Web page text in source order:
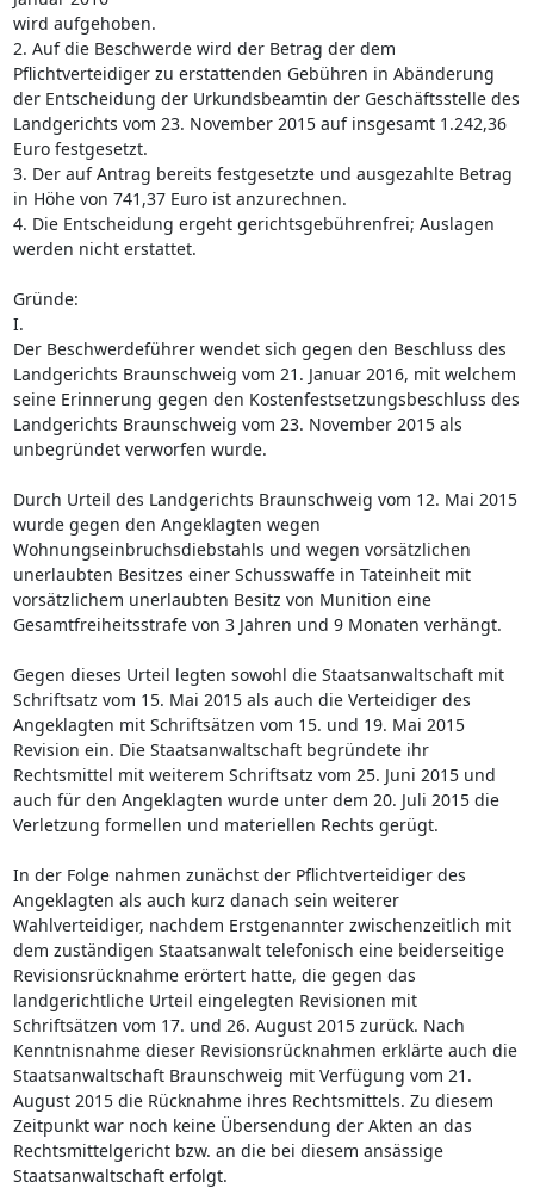
wird aufgehoben.
2. Auf die Beschwerde wird der Betrag der dem
Pflichtverteidiger zu erstattenden Gebühren in Abänderung
der Entscheidung der Urkundsbeamtin der Geschäftsstelle des
Landgerichts vom 23. November 2015 auf insgesamt 1.242,36
Euro festgesetzt.
3. Der auf Antrag bereits festgesetzte und ausgezahlte Betrag
in Höhe von 741,37 Euro ist anzurechnen.
4. Die Entscheidung ergeht gerichtsgebührenfrei; Auslagen
werden nicht erstattet.
Gründe:
I.
Der Beschwerdeführer wendet sich gegen den Beschluss des
Landgerichts Braunschweig vom 21. Januar 2016, mit welchem
seine Erinnerung gegen den Kostenfestsetzungsbeschluss des
Landgerichts Braunschweig vom 23. November 2015 als
unbegründet verworfen wurde.
Durch Urteil des Landgerichts Braunschweig vom 12. Mai 2015
wurde gegen den Angeklagten wegen
Wohnungseinbruchsdiebstahls und wegen vorsätzlichen
unerlaubten Besitzes einer Schusswaffe in Tateinheit mit
vorsätzlichem unerlaubten Besitz von Munition eine
Gesamtfreiheitsstrafe von 3 Jahren und 9 Monaten verhängt.
Gegen dieses Urteil legten sowohl die Staatsanwaltschaft mit
Schriftsatz vom 15. Mai 2015 als auch die Verteidiger des
Angeklagten mit Schriftsätzen vom 15. und 19. Mai 2015
Revision ein. Die Staatsanwaltschaft begründete ihr
Rechtsmittel mit weiterem Schriftsatz vom 25. Juni 2015 und
auch für den Angeklagten wurde unter dem 20. Juli 2015 die
Verletzung formellen und materiellen Rechts gerügt.
In der Folge nahmen zunächst der Pflichtverteidiger des
Angeklagten als auch kurz danach sein weiterer
Wahlverteidiger, nachdem Erstgenannter zwischenzeitlich mit
dem zuständigen Staatsanwalt telefonisch eine beiderseitige
Revisionsrücknahme erörtert hatte, die gegen das
landgerichtliche Urteil eingelegten Revisionen mit
Schriftsätzen vom 17. und 26. August 2015 zurück. Nach
Kenntnisnahme dieser Revisionsrücknahmen erklärte auch die
Staatsanwaltschaft Braunschweig mit Verfügung vom 21.
August 2015 die Rücknahme ihres Rechtsmittels. Zu diesem
Zeitpunkt war noch keine Übersendung der Akten an das
Rechtsmittelgericht bzw. an die bei diesem ansässige
Staatsanwaltschaft erfolgt.